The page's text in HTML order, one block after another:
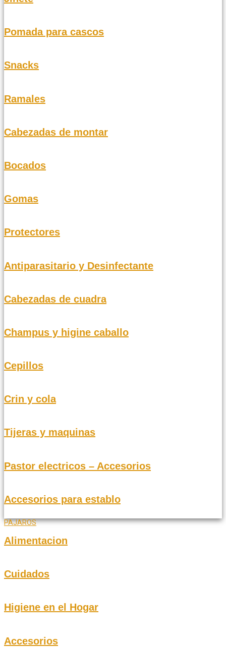
Pomada para cascos
Snacks
Ramales
Cabezadas de montar
Bocados
Gomas
Protectores
Antiparasitario y Desinfectante
Cabezadas de cuadra
Champus y higine caballo
Cepillos
Crin y cola
Tijeras y maquinas
Pastor electricos – Accesorios
Accesorios para establo
PAJAROS
Alimentacion
Cuidados
Higiene en el Hogar
Accesorios